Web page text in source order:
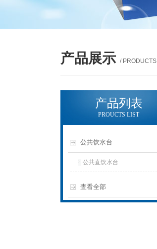
产品展示 / PRODUCTS
产品列表
PROUCTS LIST
公共饮水台
公共直饮水台
查看全部